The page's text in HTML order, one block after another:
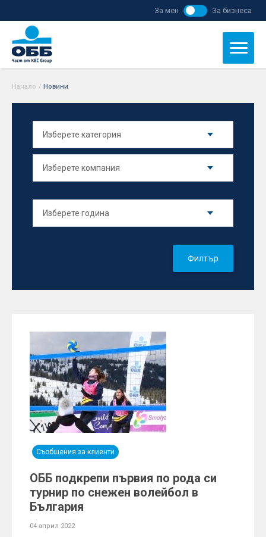
За мен За бизнеса
Начало / Новини
Филтър
Съобщения за клиенти
ОББ подкрепи първия по рода си
турнир по снежен волейбол в
България
04 април 2022